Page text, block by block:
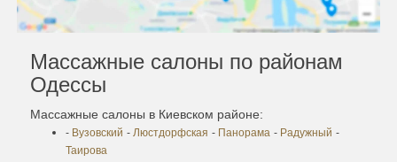
Массажные салоны по районам
Одессы
Массажные салоны в Киевском районе:
- Вузовский - Люстдорфская - Панорама - Радужный -
Таирова